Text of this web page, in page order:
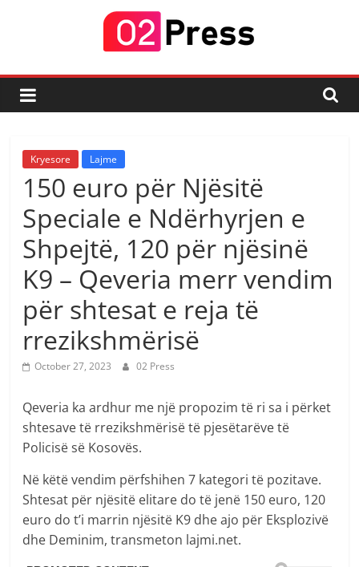
02
Press
Lajmi
Fundit
Kryesore Lajme
150 euro për Njësitë
Speciale e Ndërhyrjen e
Shpejtë, 120 për njësinë
K9 – Qeveria merr vendim
për shtesat e reja të
rrezikshmërisë
October 27, 2023 02 Press
Qeveria ka ardhur me një propozim të ri sa i përket
shtesave të rrezikshmërisë të pjesëtarëve të
Policisë së Kosovës.
Në këtë vendim përfshihen 7 kategori të pozitave.
Shtesat për njësitë elitare do të jenë 150 euro, 120
euro do t’i marrin njësitë K9 dhe ajo për Eksplozivë
dhe Deminim, transmeton lajmi.net.